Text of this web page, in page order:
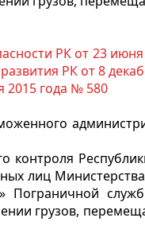
РК от 23
РК от 8
2015 года № 580
контроля
лиц
Пограничной
грузов,